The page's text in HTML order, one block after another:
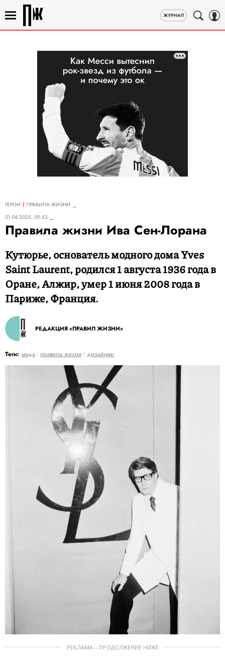
ГЕРОИ
ПРАВИЛА ЖИЗНИ
01.08.2025, 09:53
Правила жизни Ива Сен-Лорана
Кутюрье, основатель модного дома Yves
Saint Laurent, родился 1 августа 1936 года в
Оране, Алжир, умер 1 июня 2008 года в
Париже, Франция.
РЕДАКЦИЯ «ПРАВИЛ ЖИЗНИ»
Теги: мода правила жизни дизайнер
РЕКЛАМА – ПРОДОЛЖЕНИЕ НИЖЕ